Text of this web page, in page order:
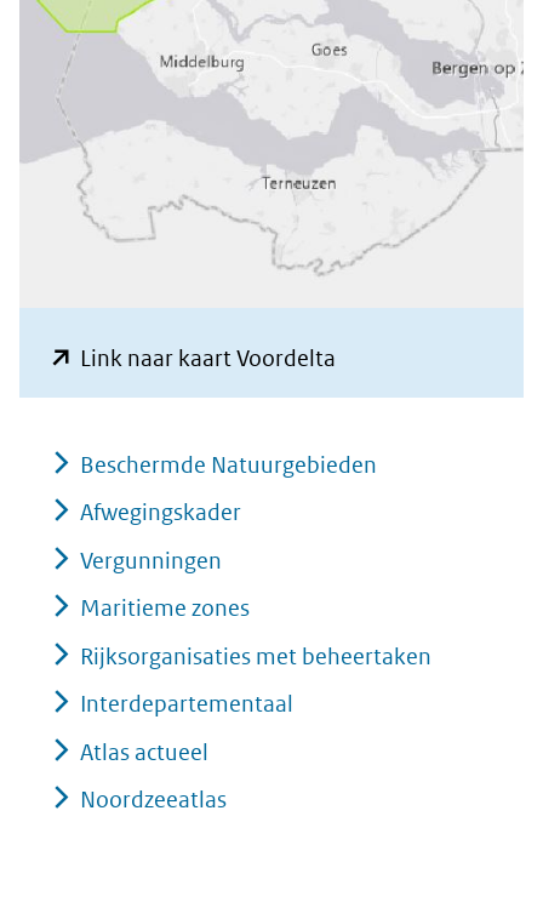
Link naar kaart Voordelta
in
venster)
website)
Beschermde Natuurgebieden
Afwegingskader
Vergunningen
Maritieme zones
Rijksorganisaties met beheertaken
Interdepartementaal
Atlas actueel
Noordzeeatlas